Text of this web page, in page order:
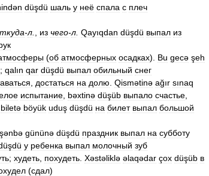
düşdü шаль у неё спала с плеч
-л из чего-л Qayıqdan düşdü выпал из
(об атмосферных осадках). Bu gecə şeh
; qalın qar düşdü выпал обильный снег
достаться на долю Qismətinə ağır sınaq
испытание bəxtinə düşüb выпало счастье
biletə böyük uduş düşdü на билет выпал большой
şənbə gününə düşdü праздник выпал на субботу
у ребенка выпал молочный зуб
; худеть похудеть Xəstəliklə əlaqədar çox düşüb в
(сдал)